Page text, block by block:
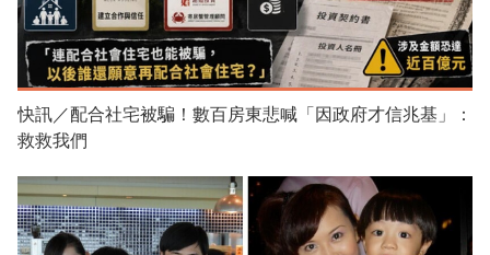
快訊／配合社宅被騙！數百房東悲喊「因政府才信兆基」：
救救我們